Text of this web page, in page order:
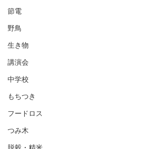
節電
野鳥
生き物
講演会
中学校
もちつき
フードロス
つみ木